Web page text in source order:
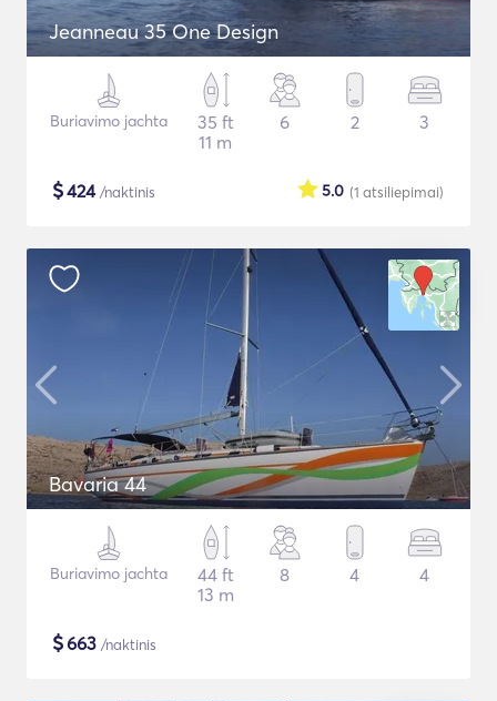
Jeanneau 35 One Design
Buriavimo jachta
35 ft
11 m
6 2 3
$424/naktinis (1 atsiliepimai)
5.0
Bavaria 44
Buriavimo jachta
44 ft
13 m
8 4 4
$663 /naktinis